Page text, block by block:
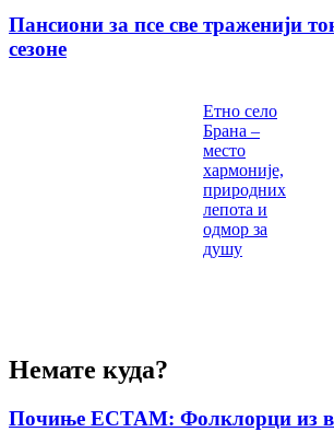
Пансиони за псе све траженији
сезоне
Етно село
Брана –
место
хармоније,
природних
лепота и
одмор за
душу
Немате куда?
Почиње ЕСТАМ: Фолклорци из